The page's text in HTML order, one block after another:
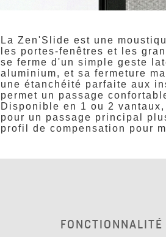
La Zen'Slide est une
les portes-fenêtres et les
se ferme d'un simple geste
aluminium, et sa fermeture
une étanchéité parfaite aux
permet un passage
Disponible en 1 ou 2
pour un passage principal
profil de compensation pour